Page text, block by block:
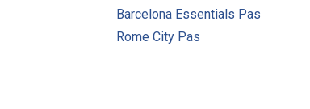
Barcelona Essentials Pas
Rome City Pas